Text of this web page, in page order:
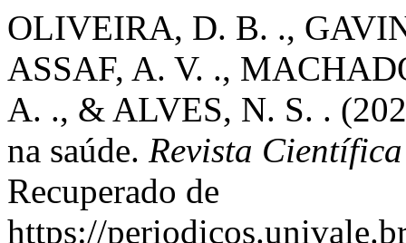
OLIVEIRA, D. B. .,
ASSAF, A. V. .,
A. ., & ALVES, N. S. .
na saúde. Revista
Recuperado de
https://